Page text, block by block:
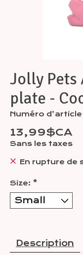
Jolly Pets
plate -
Numéro
13,99$CA
Sans les taxes
En rupture de
Size: *
Description